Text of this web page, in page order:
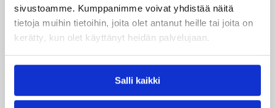
sivustoamme. Kumppanimme voivat yhdistää näitä
tietoja muihin tietoihin, joita olet antanut heille tai joita on
kerätty, kun olet käyttänyt heidän palvelujaan.
Salli kaikki
Nuorten PM-kilpailut 05.08.2026 20:08